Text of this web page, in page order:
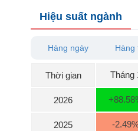
Hiệu suất ngành
Hàng ngày Hàng
Thời gian
2026
2025
Tháng
+88.58
-2.49
CHÍNH
CÁ
PHÂN